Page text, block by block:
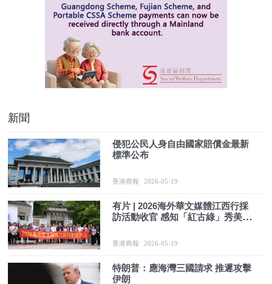
新聞
侵犯公民人身自由國家賠償金最新
標準公布
香港商報 2026-05-19
有片 | 2026海外華文媒體江西行採
訪活動收官 感知「紅古綠」秀美江
香港商報 2026-05-19
特朗普：應海灣三國請求 推遲攻擊
伊朗